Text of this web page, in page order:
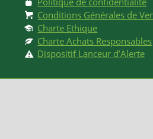
Conditions Générales de
Charte Ethique
Charte Achats Responsables
Dispositif Lanceur d’Alerte